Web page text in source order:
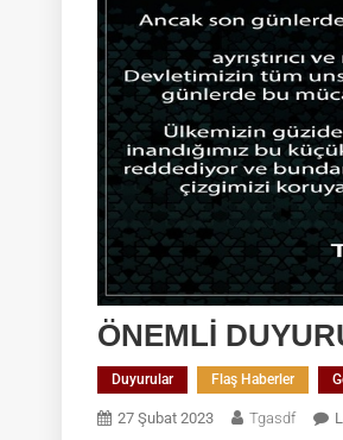
ÖNEMLİ
Duyurular Flaş Haberler
27 Şubat 2023 Tgasdf